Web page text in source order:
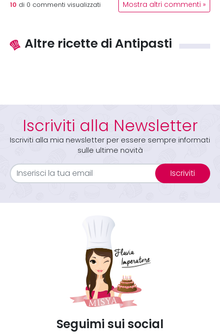
10 di 0 commenti visualizzati Mostra altri commenti »
Altre ricette di Antipasti
Iscriviti alla Newsletter
Iscriviti alla mia newsletter per essere sempre informati
sulle ultime novità
Iscriviti
Seguimi sui social